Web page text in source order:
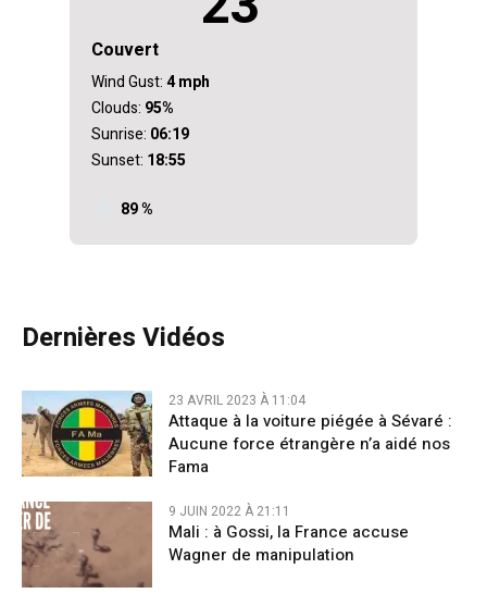
Couvert
89 %
Wind Gust:4 mph
Clouds: 95%
Sunrise: 06:19
Sunset: 18:55
Dernières Vidéos
23 AVRIL 2023 À 11:04
Attaque à la voiture piégée à Sévaré :
Aucune force étrangère n’a aidé nos
Fama
9 JUIN 2022 À 21:11
Mali : à Gossi, la France accuse
Wagner de manipulation